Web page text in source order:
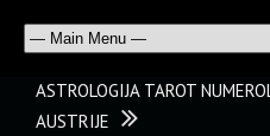
ASTROLOGIJA TAROT
AUSTRIJE